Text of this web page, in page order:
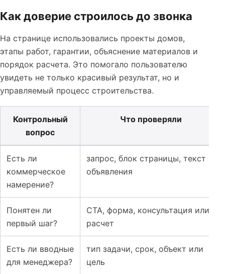
Как доверие строилось до звонка
На странице использовались проекты домов,
этапы работ, гарантии, объяснение материалов и
порядок расчета. Это помогало пользователю
увидеть не только красивый результат, но и
управляемый процесс строительства.
Контрольный
вопрос
Что проверяли
Есть ли
коммерческое
намерение?
запрос, блок страницы, текст
объявления
Понятен ли
первый шаг?
CTA, форма, консультация или
расчет
Есть ли вводные
для менеджера?
тип задачи, срок, объект или
цель